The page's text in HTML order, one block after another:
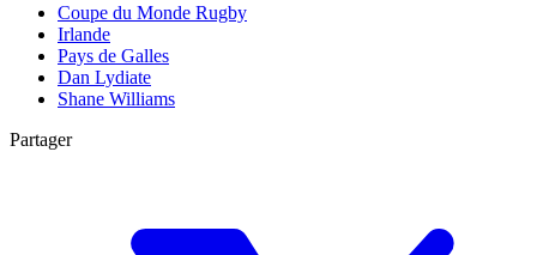
Coupe du Monde Rugby
Irlande
Pays de Galles
Dan Lydiate
Shane Williams
Partager